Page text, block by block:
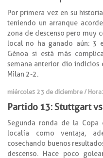
Por primera vez en su
teniendo un arranque
zona de descenso pero muy
local no ha ganado aún: 3
Génoa si está más
semana anterior dio
Milan 2-2.
miércoles 23 de diciembre /
Partido 13: Stuttgart
Segunda ronda de la
localía como ventaja,
cosechando buenos
descenso. Hace poco